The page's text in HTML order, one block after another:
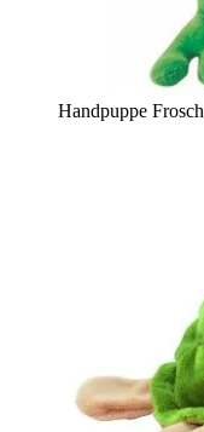
Handpuppe